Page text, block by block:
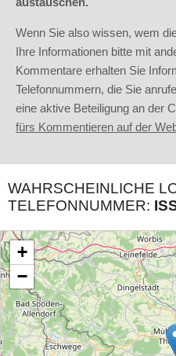
Wenn Sie also wissen, wem
Ihre Informationen bitte mit
Kommentare erhalten Sie
Telefonnummern, die Sie
eine aktive Beteiligung an der
fürs Kommentieren auf der
WAHRSCHEINLICHE
TELEFONNUMMER: